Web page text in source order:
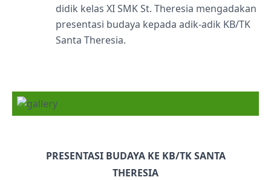
didik kelas XI SMK St. Theresia mengadakan
presentasi budaya kepada adik-adik KB/TK
Santa Theresia.
PRESENTASI BUDAYA KE KB/TK SANTA
THERESIA